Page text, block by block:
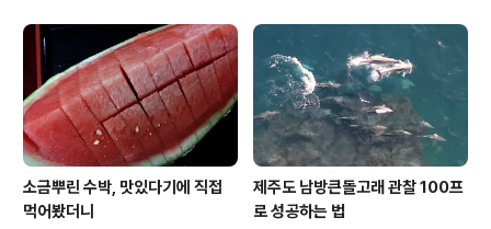
소금뿌린 수박, 맛있다기에 직접
먹어봤더니
제주도 남방큰돌고래 관찰 100프
로 성공하는 법